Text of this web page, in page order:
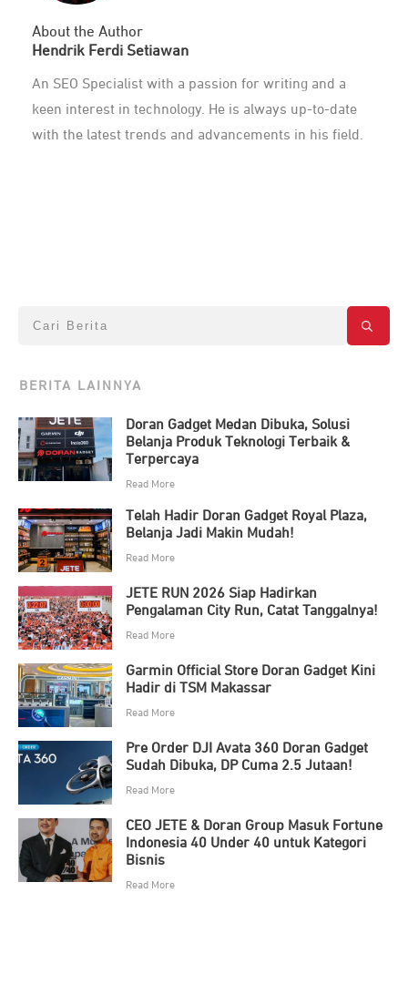
About the Author
Hendrik Ferdi Setiawan
An SEO Specialist with a passion for writing and a
keen interest in technology. He is always up-to-date
with the latest trends and advancements in his field.
BERITA LAINNYA
Doran Gadget Medan Dibuka, Solusi
Belanja Produk Teknologi Terbaik &
Terpercaya
Read More
Telah Hadir Doran Gadget Royal Plaza,
Belanja Jadi Makin Mudah!
Read More
JETE RUN 2026 Siap Hadirkan
Pengalaman City Run, Catat Tanggalnya!
Read More
Garmin Official Store Doran Gadget Kini
Hadir di TSM Makassar
Read More
Pre Order DJI Avata 360 Doran Gadget
Sudah Dibuka, DP Cuma 2.5 Jutaan!
Read More
CEO JETE & Doran Group Masuk Fortune
Indonesia 40 Under 40 untuk Kategori
Bisnis
Read More